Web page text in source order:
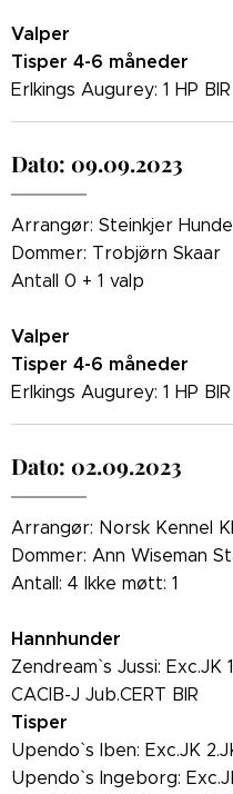
Valper
Tisper 4-6 måneder
Erlkings Augurey: 1 HP BIR
Dato: 09.09.2023
Arrangør: Steinkjer
Dommer: Trobj¨ørn Skaar
Antall 0 + 1 valp
Valper
Tisper 4-6 måneder
Erlkings Augurey: 1 HP BIR
Dato: 02.09.2023
Arrangør: Norsk Kennel
Dommer: Ann Wiseman
Antall: 4 Ikke møtt: 1
Hannhunder
Zendream` s Jussi: Exc.JK
CACIB-J Jub.CERT BIR
Tisper
Upendo` s Iben: Exc.JK
Upendo` s Ingeborg: